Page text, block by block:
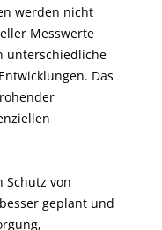
werden nicht
Messwerte
unterschiedliche
Das
Schutz von
geplant und